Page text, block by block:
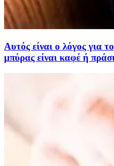
Αυτός είναι ο λόγος για
μπύρας είναι καφέ ή